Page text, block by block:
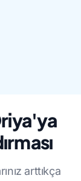
arttıkça